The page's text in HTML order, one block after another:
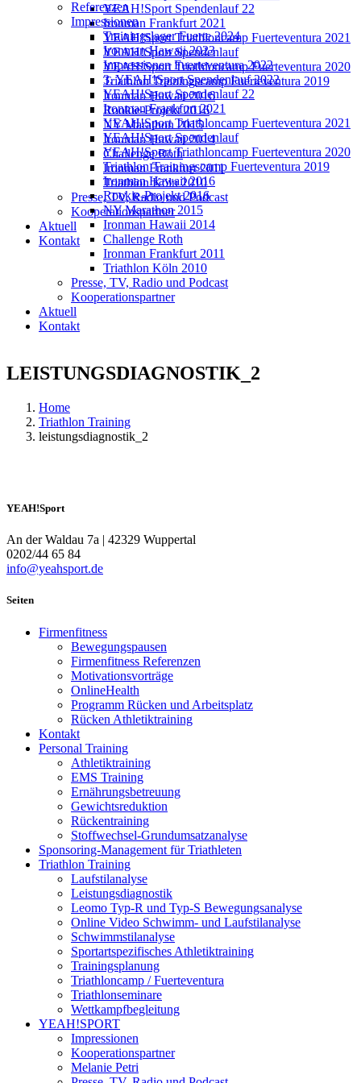
YEAH!Sport Spendenlauf 22
Ironman Frankfurt 2021
YEAH!Sport Triathloncamp Fuerteventura 2021
YEAH!Sport Spendenlauf
YEAH!Sport Triathloncamp Fuerteventura 2020
Triathlon Trainingscamp Fuerteventura 2019
Ironman Hawaii 2016
Rookie-Projekt 2016
NY Marathon 2015
Ironman Hawaii 2014
Challenge Roth
Ironman Frankfurt 2011
Triathlon Köln 2010
Presse, TV, Radio und Podcast
Kooperationspartner
Aktuell
Kontakt
Referenzen
Impressionen
Trainingslager Fuerte 2024
Ironman Hawaii 2023
Impressionen Fuerteventura 2022
3. YEAH!Sport Spendenlauf 2022
YEAH!Sport Spendenlauf 22
Ironman Frankfurt 2021
YEAH!Sport Triathloncamp Fuerteventura 2021
YEAH!Sport Spendenlauf
YEAH!Sport Triathloncamp Fuerteventura 2020
Triathlon Trainingscamp Fuerteventura 2019
Ironman Hawaii 2016
Rookie-Projekt 2016
NY Marathon 2015
Ironman Hawaii 2014
Challenge Roth
Ironman Frankfurt 2011
Triathlon Köln 2010
Presse, TV, Radio und Podcast
Kooperationspartner
Aktuell
Kontakt
LEISTUNGSDIAGNOSTIK_2
Home
Triathlon Training
leistungsdiagnostik_2
YEAH!Sport
An der Waldau 7a | 42329 Wuppertal
0202/44 65 84
info@yeahsport.de
Seiten
Firmenfitness
Bewegungspausen
Firmenfitness Referenzen
Motivationsvorträge
OnlineHealth
Programm Rücken und Arbeitsplatz
Rücken Athletiktraining
Kontakt
Personal Training
Athletiktraining
EMS Training
Ernährungsbetreuung
Gewichtsreduktion
Rückentraining
Stoffwechsel-Grundumsatzanalyse
Sponsoring-Management für Triathleten
Triathlon Training
Laufstilanalyse
Leistungsdiagnostik
Leomo Typ-R und Typ-S Bewegungsanalyse
Online Video Schwimm- und Laufstilanalyse
Schwimmstilanalyse
Sportartspezifisches Athletiktraining
Trainingsplanung
Triathloncamp / Fuerteventura
Triathlonseminare
Wettkampfbegleitung
YEAH!SPORT
Impressionen
Kooperationspartner
Melanie Petri